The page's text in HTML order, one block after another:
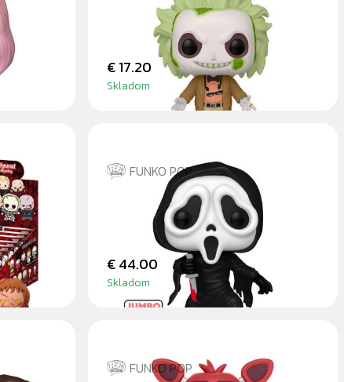
BEETLEJUICE
€ 17.20
Skladom
FUNKO POP
GHOSTFACE - 25CM
€ 44.00
Skladom
FUNKO POP